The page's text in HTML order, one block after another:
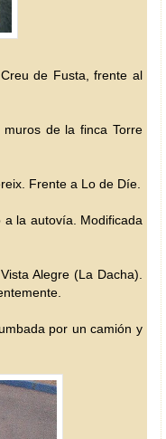
de Fusta, frente al
de la finca Torre
Frente a Lo de Díe.
a la autovía. Modificada
Alegre (La Dacha).
por un camión y